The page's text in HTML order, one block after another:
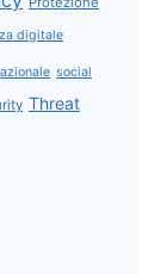
digitale
social
Threat